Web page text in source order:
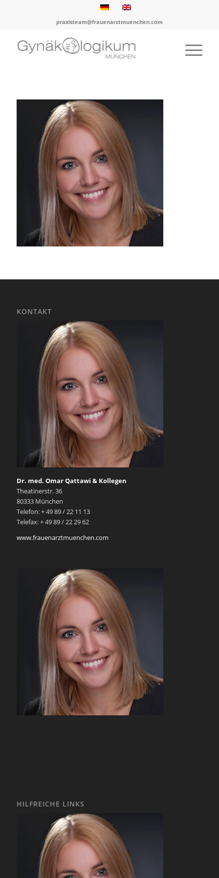
praxisteam@frauenarztmuenchen.com
KONTAKT
Dr. med. Omar Qattawi & Kollegen
Theatinerstr. 36
80333 München
Telefon: + 49 89 / 22 11 13
Telefax: + 49 89 / 22 29 62
www.frauenarztmuenchen.com
HILFREICHE LINKS